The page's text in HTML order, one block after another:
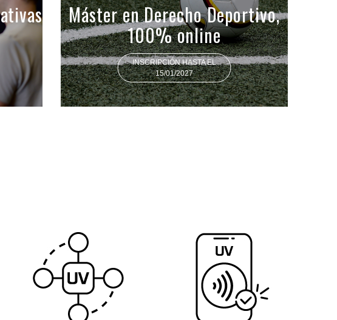
Máster en Derecho Deportivo,
100% online
INSCRIPCIÓN HASTA EL
15/01/2027